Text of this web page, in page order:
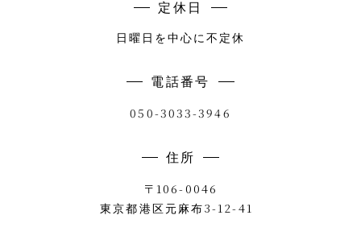
定休日
日曜日を中心に不定休
電話番号
050-3033-3946
住所
〒106-0046
東京都港区元麻布 3-12-41